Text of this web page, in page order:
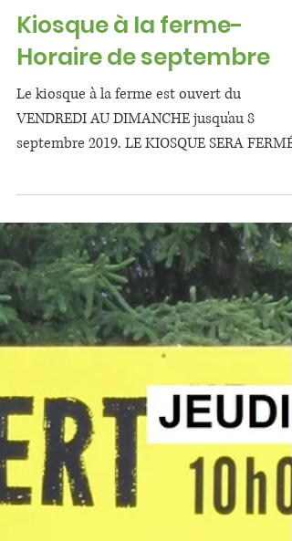
Horaire de septembre
Le kiosque à la ferme est ouvert du
VENDREDI AU DIMANCHE jusqu'au 8
septembre 2019. LE KIOSQUE SERA FERMÉ
LE VENDREDI 13 SEPTEMBRE. Le...